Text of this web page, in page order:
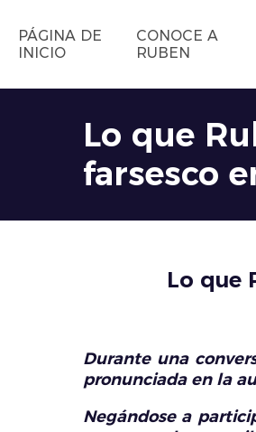
PÁGINA DE
INICIO
CONOCE A
RUBEN
Lo que
farsesco
Lo que
Durante una
pronunciada en la
Negándose a